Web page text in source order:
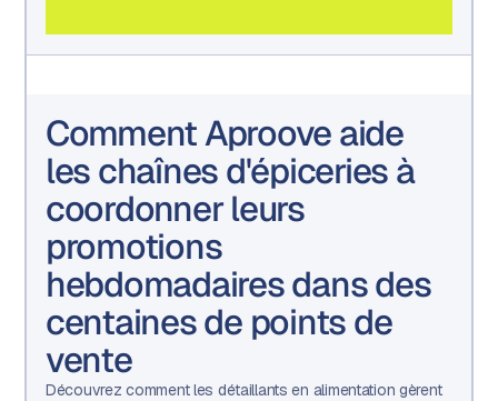
Comment Aproove aide
les chaînes d'épiceries à
coordonner leurs
promotions
hebdomadaires dans des
centaines de points de
vente
Découvrez comment les détaillants en alimentation gèrent